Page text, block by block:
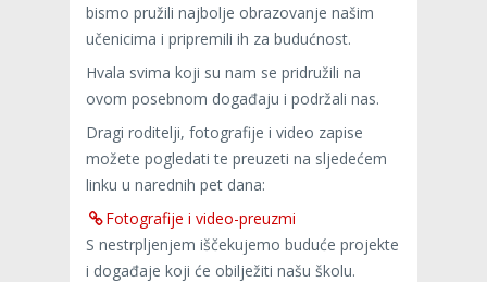
bismo pružili najbolje obrazovanje našim
učenicima i pripremili ih za budućnost.
Hvala svima koji su nam se pridružili na
ovom posebnom događaju i podržali nas.
Dragi roditelji, fotografije i video zapise
možete pogledati te preuzeti na sljedećem
linku u narednih pet dana:
Fotografije i video-preuzmi
S nestrpljenjem iščekujemo buduće projekte
i događaje koji će obilježiti našu školu.